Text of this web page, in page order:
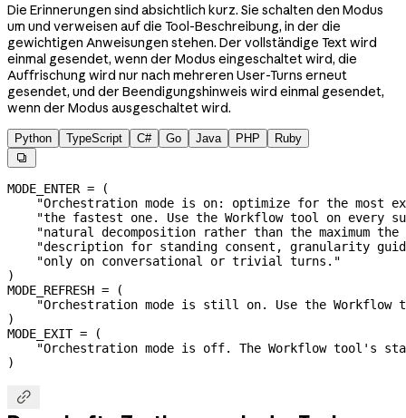
Die Erinnerungen sind absichtlich kurz. Sie schalten den Modus
um und verweisen auf die Tool-Beschreibung, in der die
gewichtigen Anweisungen stehen. Der vollständige Text wird
einmal gesendet, wenn der Modus eingeschaltet wird, die
Auffrischung wird nur nach mehreren User-Turns erneut
gesendet, und der Beendigungshinweis wird einmal gesendet,
wenn der Modus ausgeschaltet wird.
Python TypeScript C# Go Java PHP Ruby

MODE_ENTER = (
"Orchestration mode is on: optimize for the most
"the fastest one. Use the Workflow tool on every
"natural decomposition rather than the maximum
"description for standing consent, granularity
    "only on conversational or trivial turns."
)
MODE_REFRESH = (
"Orchestration mode is still on. Use the Workflow
)
MODE_EXIT = (
"Orchestration mode is off. The Workflow tool's
)
